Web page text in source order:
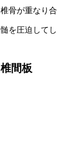
椎骨が重なり
髄を圧迫して
椎間板